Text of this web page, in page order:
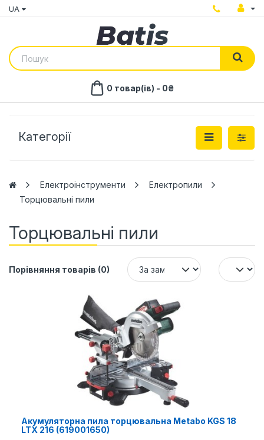
UA
0 товар(ів) - 0₴
Категорії
Електроінструменти
Електропили
Торцювальні пили
Торцювальні пили
Порівняння товарів (0)
Акумуляторна пила торцювальна Metabo KGS 18
LTX 216 (619001650)